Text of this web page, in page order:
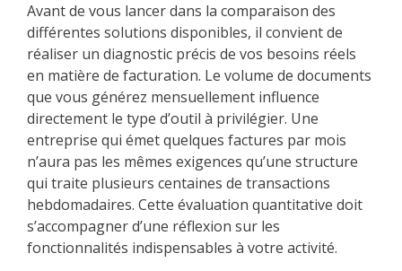
Avant de vous lancer dans la comparaison des
différentes solutions disponibles, il convient de
réaliser un diagnostic précis de vos besoins réels
en matière de facturation. Le volume de documents
que vous générez mensuellement influence
directement le type d’outil à privilégier. Une
entreprise qui émet quelques factures par mois
n’aura pas les mêmes exigences qu’une structure
qui traite plusieurs centaines de transactions
hebdomadaires. Cette évaluation quantitative doit
s’accompagner d’une réflexion sur les
fonctionnalités indispensables à votre activité.